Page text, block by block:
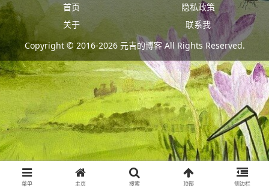
首页
隐私政策
关于
联系我
Copyright © 2016-2026 元吉的博客 All Rights Reserved.
菜单 主页 搜索 顶部 侧边栏